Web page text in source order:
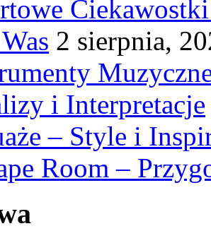
2 sierpnia,
i Interpretacje
– Style i
Room –